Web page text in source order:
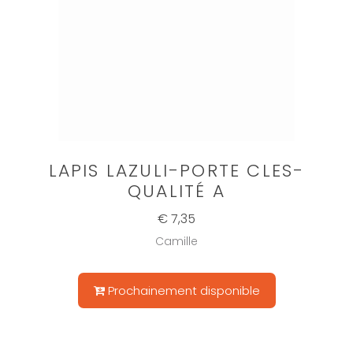
LAPIS LAZULI-PORTE CLES-
QUALITÉ A
€ 7,35
Camille
Prochainement disponible